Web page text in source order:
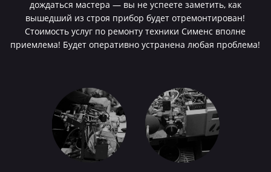
дождаться мастера — вы не успеете заметить, как
вышедший из строя прибор будет отремонтирован!
Стоимость услуг по ремонту техники Сименс вполне
приемлема! Будет оперативно устранена любая проблема!